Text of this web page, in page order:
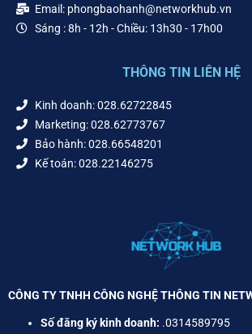
Email: phongbaohanh@networkhub.vn
Sáng : 8h - 12h - Chiều: 13h30 - 17h00
THÔNG TIN LIÊN HỆ
Kinh doanh: 028.62722845
Marketing: 028.62773767
Bảo hành: 028.66548201
Kế toán: 028.22146275
CÔNG TY TNHH CÔNG NGHỆ THÔNG TIN
Số đăng ký kinh doanh: .0314589795